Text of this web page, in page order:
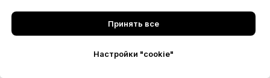
Принять все
Настройки "cookie"